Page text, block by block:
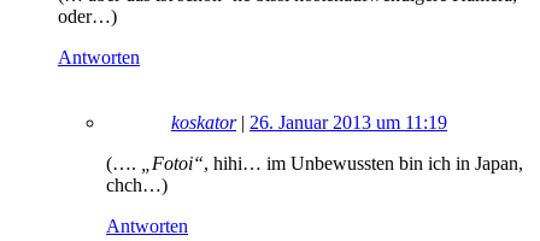
oder…)
Antworten
koskator| 26. Januar 2013 um 11:19
(….
„Fotoi“, hihi… im Unbewussten bin ich in Japan,
chch…)
Antworten